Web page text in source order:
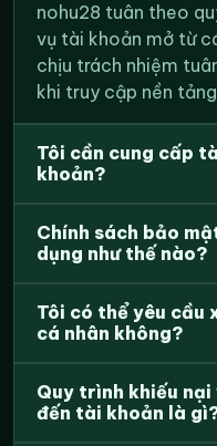
nohu28 tuân theo
vụ tài khoản mở từ
chịu trách nhiệm
khi truy cập nền
Tôi cần cung cấp
khoản?
Chính sách bảo
dụng như thế nào?
Tôi có thể yêu cầu
cá nhân không?
Quy trình khiếu
đến tài khoản là